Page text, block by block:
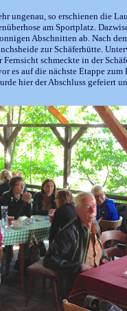
ungenau, so erschienen die
am Sportplatz.
Abschnitten ab. Nach
zur Schäferhütte.
schmeckte in der
es auf die nächste Etappe
hier der Abschluss gefeiert